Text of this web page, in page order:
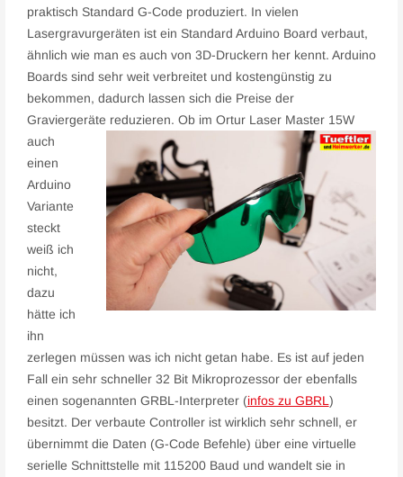
praktisch Standard G-Code produziert. In vielen
Lasergravurgeräten ist ein Standard Arduino Board verbaut,
ähnlich wie man es auch von 3D-Druckern her kennt. Arduino
Boards sind sehr weit verbreitet und kostengünstig zu
bekommen, dadurch lassen sich die Preise der
Graviergeräte reduzieren. Ob im Ortur Laser Master 15W
auch
einen
Arduino
Variante
steckt
weiß ich
nicht,
dazu
hätte ich
ihn
zerlegen müssen was ich nicht getan habe. Es ist auf jeden
Fall ein sehr schneller 32 Bit Mikroprozessor der ebenfalls
einen sogenannten GRBL-Interpreter (infos zu GBRL )
besitzt. Der verbaute Controller ist wirklich sehr schnell, er
übernimmt die Daten (G-Code Befehle) über eine virtuelle
serielle Schnittstelle mit 115200 Baud und wandelt sie in